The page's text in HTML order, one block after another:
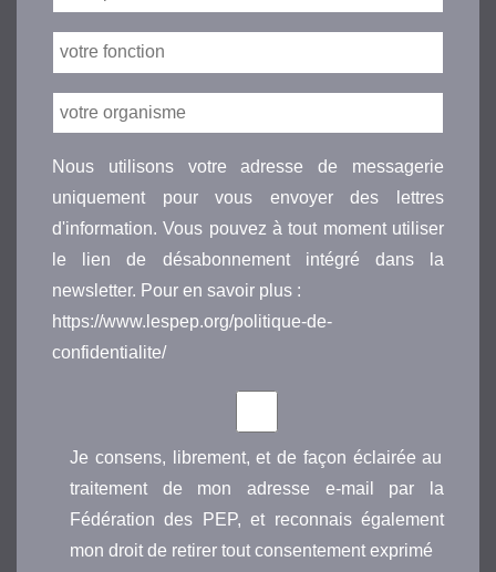
Nous utilisons votre adresse de messagerie
uniquement pour vous envoyer des lettres
d'information. Vous pouvez à tout moment utiliser
le lien de désabonnement intégré dans la
newsletter. Pour en savoir plus :
https://www.lespep.org/politique-de-
confidentialite/
Je consens, librement, et de façon éclairée au
traitement de mon adresse e-mail par la
Fédération des PEP, et reconnais également
mon droit de retirer tout consentement exprimé